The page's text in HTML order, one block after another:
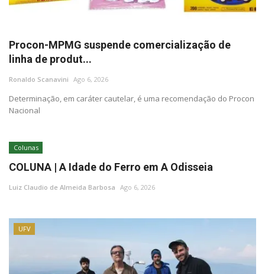
Procon-MPMG suspende comercialização de
linha de produt...
Ronaldo Scanavini Ago 6, 2026
Determinação, em caráter cautelar, é uma recomendação do Procon
Nacional
Colunas
COLUNA | A Idade do Ferro em A Odisseia
Luiz Claudio de Almeida Barbosa Ago 6, 2026
UFV